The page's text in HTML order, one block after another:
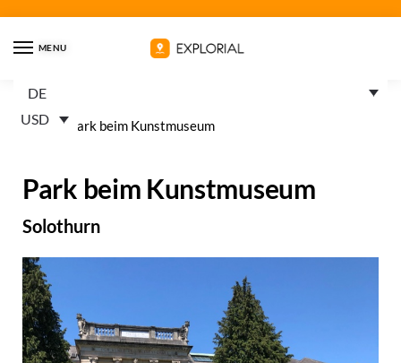
MENU
DE
USD
Home » Park beim Kunstmuseum
Park beim Kunstmuseum
Solothurn